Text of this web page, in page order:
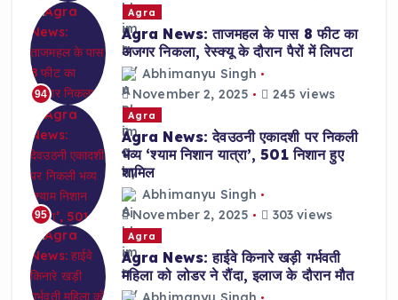
94
Agra
Agra News: ताजमहल के पास 8 फीट का
अजगर निकला, रेस्क्यू के दौरान पैरों में लिपटा
Abhimanyu Singh
November 2, 2025
245 views
95
Agra
Agra News: देवउठनी एकादशी पर निकली
भव्य ‘श्याम निशान यात्रा’, 501 निशान हुए
शामिल
Abhimanyu Singh
November 2, 2025
303 views
Agra
Agra News: हाईवे किनारे खड़ी गर्भवती
महिला को लोडर ने रौंदा, इलाज के दौरान मौत